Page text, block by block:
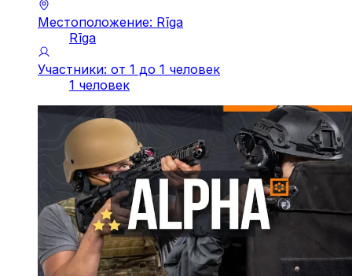
Местоположение: Rīga
Rīga
Участники: от 1 до 1 человек
1 человек